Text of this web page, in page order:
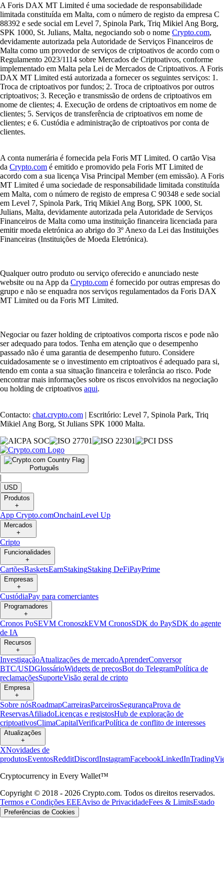
A Foris DAX MT Limited é uma sociedade de responsabilidade
limitada constituída em Malta, com o número de registo da empresa C
88392 e sede social em Level 7, Spinola Park, Triq Mikiel Ang Borg,
SPK 1000, St. Julians, Malta, negociando sob o nome Crypto.com,
devidamente autorizada pela Autoridade de Serviços Financeiros de
Malta como um provedor de serviços de criptoativos de acordo com o
Regulamento 2023/1114 sobre Mercados de Criptoativos, conforme
implementado em Malta pela Lei de Mercados de Criptoativos. A Foris
DAX MT Limited está autorizada a fornecer os seguintes serviços: 1.
Troca de criptoativos por fundos; 2. Troca de criptoativos por outros
criptoativos; 3. Receção e transmissão de ordens de criptoativos em
nome de clientes; 4. Execução de ordens de criptoativos em nome de
clientes; 5. Serviços de transferência de criptoativos em nome de
clientes; e 6. Custódia e administração de criptoativos por conta de
clientes.
A conta numerária é fornecida pela Foris MT Limited. O cartão Visa
da Crypto.com é emitido e promovido pela Foris MT Limited de
acordo com a sua licença Visa Principal Member (em emissão). A Foris
MT Limited é uma sociedade de responsabilidade limitada constituída
em Malta, com o número de registo de empresa C 90348 e sede social
em Level 7, Spinola Park, Triq Mikiel Ang Borg, SPK 1000, St.
Julians, Malta, devidamente autorizada pela Autoridade de Serviços
Financeiros de Malta como uma instituição financeira licenciada para
emitir moeda eletrónica ao abrigo do 3º Anexo da Lei das Instituições
Financeiras (Instituições de Moeda Eletrónica).
Qualquer outro produto ou serviço oferecido e anunciado neste
website ou na App da Crypto.com é fornecido por outras empresas do
grupo e não se enquadra nos serviços regulamentados da Foris DAX
MT Limited ou da Foris MT Limited.
Negociar ou fazer holding de criptoativos comporta riscos e pode não
ser adequado para todos. Tenha em atenção que o desempenho
passado não é uma garantia de desempenho futuro. Considere
cuidadosamente se o investimento em criptoativos é adequado para si,
tendo em conta a sua situação financeira e tolerância ao risco. Pode
encontrar mais informações sobre os riscos envolvidos na negociação
ou holding de criptoativos aqui.
Contacto: chat.crypto.com | Escritório: Level 7, Spinola Park, Triq
Mikiel Ang Borg, St Julians SPK 1000 Malta.
Português
|
USD
Produtos
+
App Crypto.comOnchainLevel Up
Mercados
+
Cripto
Funcionalidades
+
CartõesBasketsEarnStakingStaking DeFiPayPrime
Empresas
+
CustódiaPay para comerciantes
Programadores
+
Cronos PoSEVM CronoszkEVM CronosSDK do PaySDK do agente
de IA
Recursos
+
InvestigaçãoAtualizações de mercadoAprenderConversor
BTC/USDGlossárioWidgets de preçosBot do TelegramPolítica de
reclamaçõesSuporteVisão geral de cripto
Empresa
+
Sobre nósRoadmapCarreirasParceirosSegurançaProva de
ReservasAfiliadoLicenças e registosHub de exploração de
criptoativosClimaCapitalVerificarPolítica de conflito de interesses
Atualizações
+
XNovidades de
produtosEventosRedditDiscordInstagramFacebookLinkedIn
Cryptocurrency in Every Wallet™
Copyright © 2018 - 2026 Crypto.com. Todos os direitos reservados.
Termos e Condições EEEAviso de PrivacidadeFees & LimitsEstado
Preferências de Cookies